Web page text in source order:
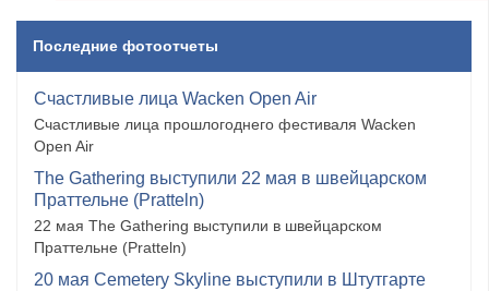
Последние фотоотчеты
Счастливые лица Wacken Open Air
Счастливые лица прошлогоднего фестиваля Wacken
Open Air
The Gathering выступили 22 мая в швейцарском
Праттельне (Pratteln)
22 мая The Gathering выступили в швейцарском
Праттельне (Pratteln)
20 мая Cemetery Skyline выступили в Штутгарте